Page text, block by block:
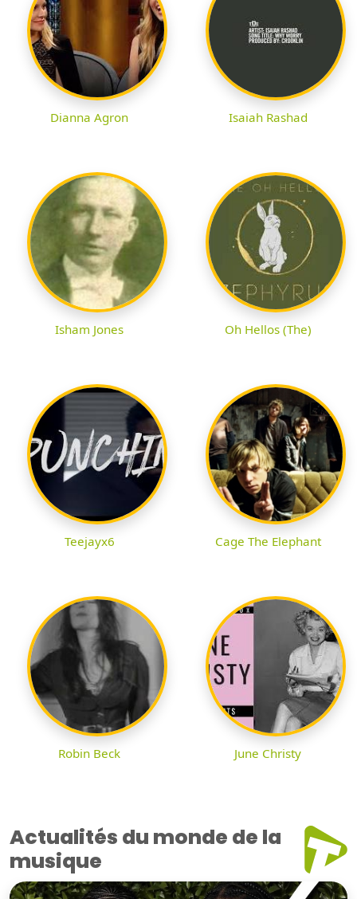
Dianna Agron Isaiah Rashad
Isham Jones Oh Hellos (The)
Teejayx6 Cage The Elephant
Robin Beck June Christy
Actualités du monde de la
musique